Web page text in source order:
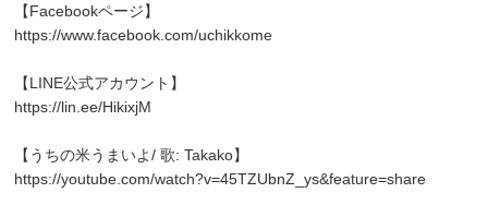
【Facebookページ】
https://www.facebook.com/uchikkome
【LINE公式アカウント】
https://lin.ee/HikixjM
【うちの米うまいよ/ 歌: Takako】
https://youtube.com/watch?v=45TZUbnZ_ys&feature=share